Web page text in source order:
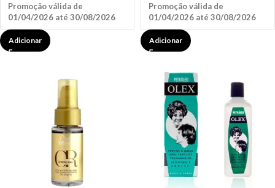
Promoção válida de
01/04/2026 até 30/08/2026
Adicionar
Promoção válida de
01/04/2026 até 30/08/2026
Adicionar